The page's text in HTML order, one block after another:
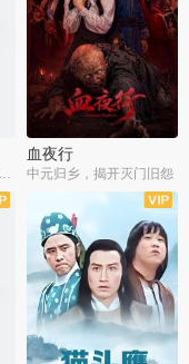
林青霞经典角色
血夜行
中元归乡，揭开灭门旧怨